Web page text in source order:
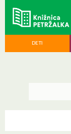
DETI